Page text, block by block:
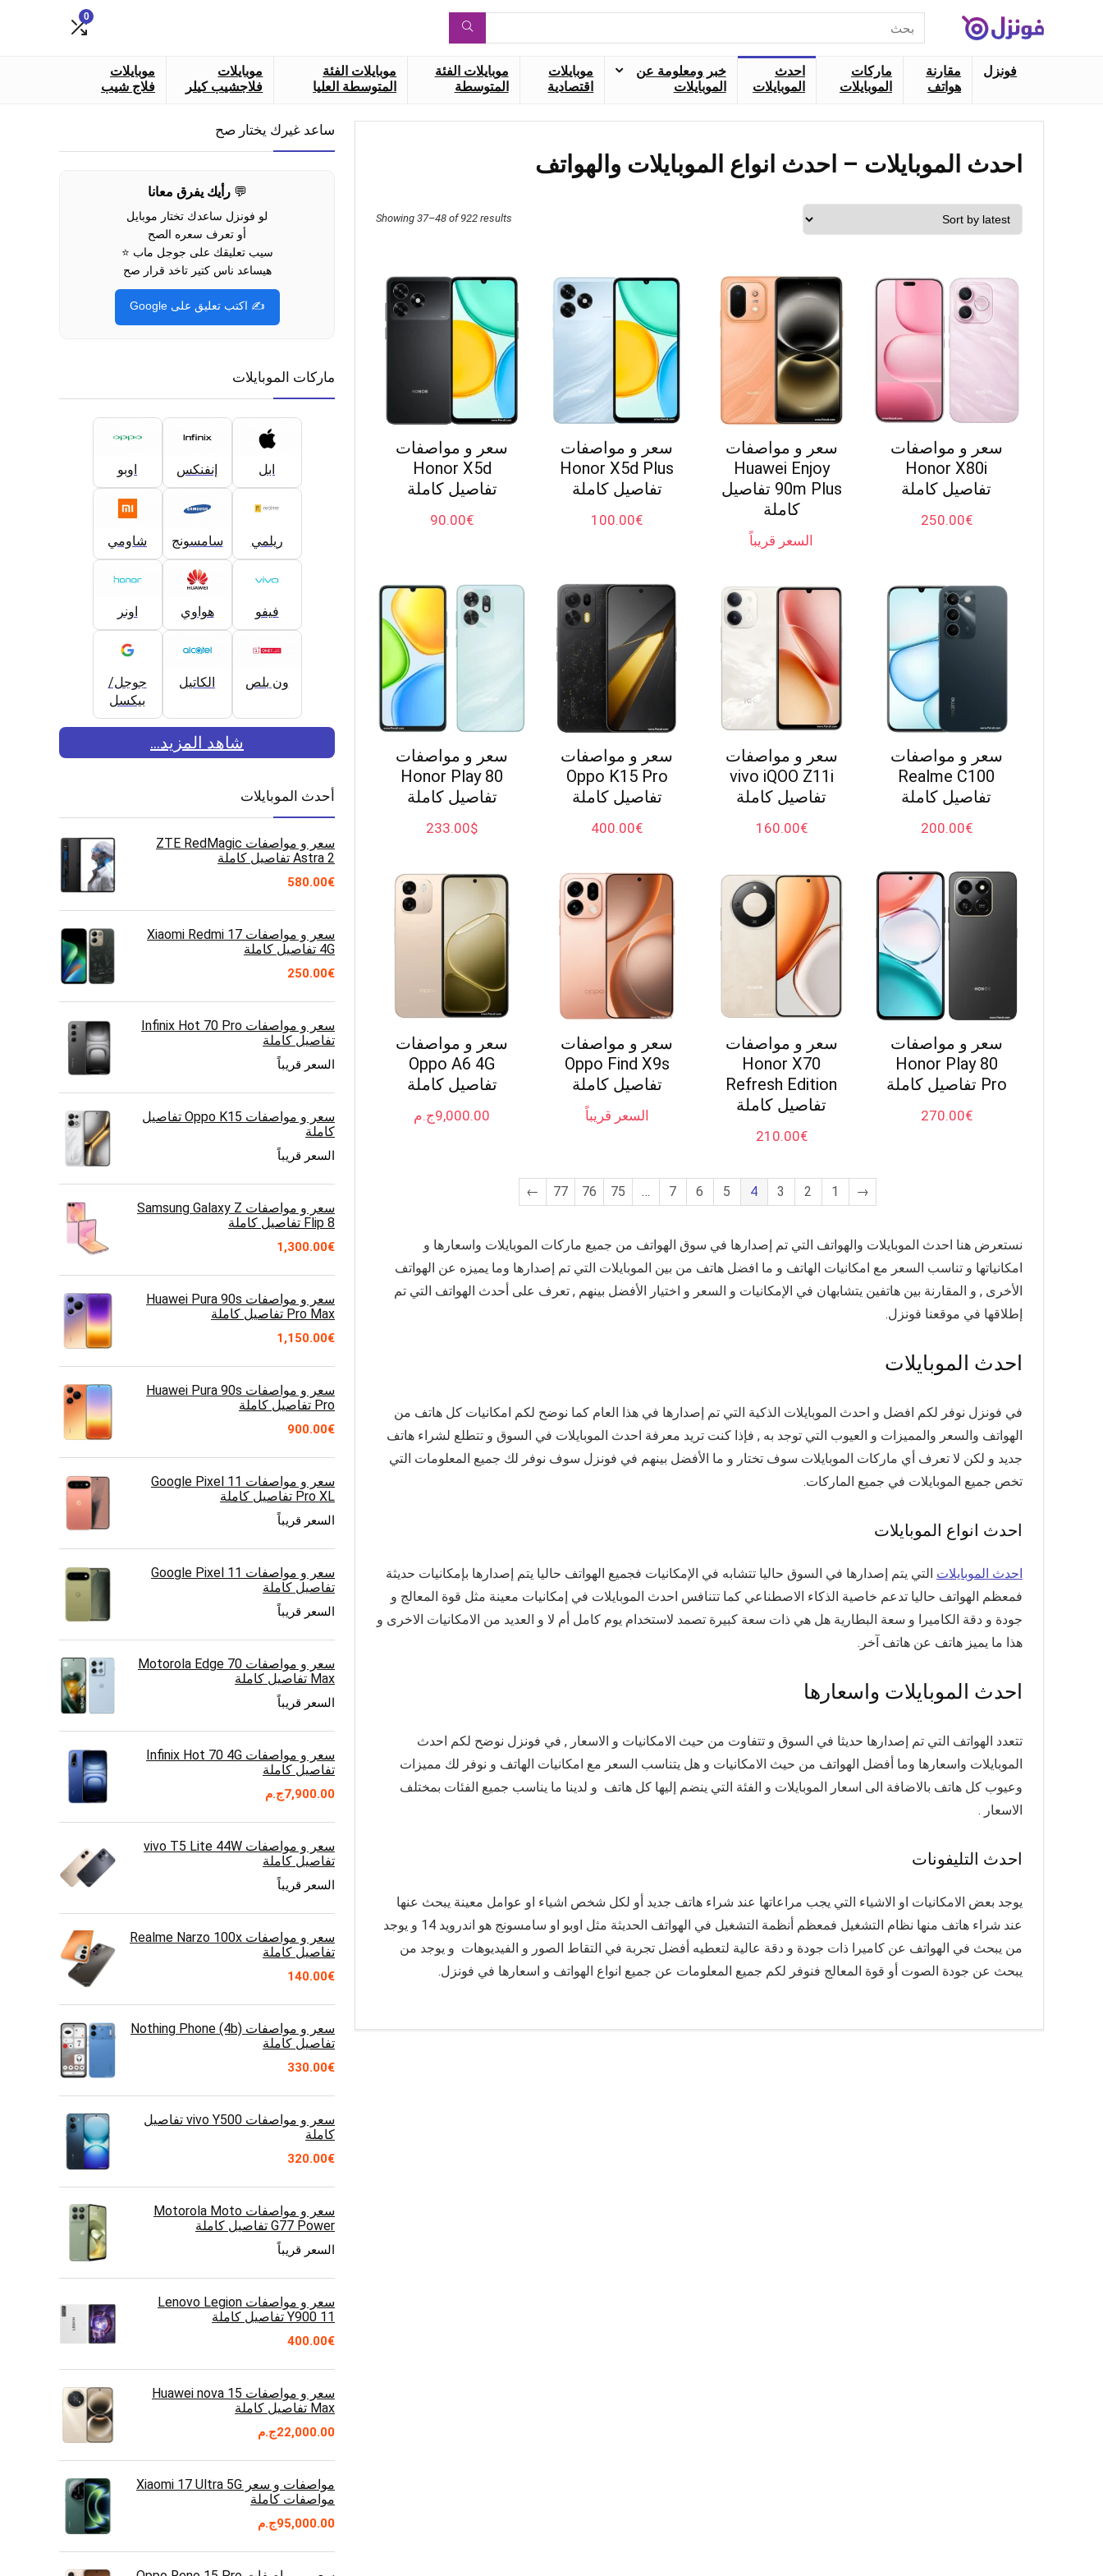
عن:
0
فونزل
مقارنة
هواتف
ماركات
الموبايلات
احدث
الموبايلات
خبر ومعلومة عن
الموبايلات
موبايلات
اقتصادية
موبايلات الفئة
المتوسطة
موبايلات الفئة
المتوسطة العليا
موبايلات
فلاجشيب كيلر
موبايلات
فلاج شيب
احدث الموبايلات – احدث انواع الموبايلات والهواتف
Showing 37–48 of 922 results
Sorted
سعر و مواصفات
Honor X80i
تفاصيل كاملة
€
250.00
سعر و مواصفات
Huawei Enjoy
90m Plus تفاصيل
كاملة
السعر قريباً
سعر و مواصفات
Honor X5d Plus
تفاصيل كاملة
€
100.00
سعر و مواصفات
Honor X5d
تفاصيل كاملة
€
90.00
سعر و مواصفات
Realme C100
تفاصيل كاملة
€
200.00
سعر و مواصفات
vivo iQOO Z11i
تفاصيل كاملة
€
160.00
سعر و مواصفات
Oppo K15 Pro
تفاصيل كاملة
€
400.00
سعر و مواصفات
Honor Play 80
تفاصيل كاملة
$
233.00
سعر و مواصفات
Honor Play 80
Pro تفاصيل كاملة
€
270.00
سعر و مواصفات
Honor X70
Refresh Edition
تفاصيل كاملة
€
210.00
سعر و مواصفات
Oppo Find X9s
تفاصيل كاملة
السعر قريباً
سعر و مواصفات
Oppo A6 4G
تفاصيل كاملة
ج.م9,000.00
→
1
2
3
4
5
6
7
…
75
76
77
←
نستعرض هنا احدث الموبايلات والهواتف التي تم إصدارها في سوق الهواتف من جميع ماركات الموبايلات واسعارها و
امكانياتها و تناسب السعر مع امكانيات الهاتف و ما افضل هاتف من بين الموبايلات التي تم إصدارها وما يميزه عن الهواتف
الأخرى , و المقارنة بين هاتفين يتشابهان في الإمكانيات و السعر و اختيار الأفضل بينهم , تعرف على أحدث الهواتف التي تم
إطلاقها في موقعنا فونزل.
احدث الموبايلات
في فونزل نوفر لكم افضل و احدث الموبايلات الذكية التي تم إصدارها في هذا العام كما نوضح لكم امكانيات كل هاتف من
الهواتف والسعر والمميزات و العيوب التي توجد به , فإذا كنت تريد معرفة احدث الموبايلات في السوق و تتطلع لشراء هاتف
جديد و لكن لا تعرف أي ماركات الموبايلات سوف تختار و ما الأفضل بينهم في فونزل سوف نوفر لك جميع المعلومات التي
تخص جميع الموبايلات في جميع الماركات.
احدث انواع الموبايلات
احدث الموبايلات التي يتم إصدارها في السوق حاليا تتشابه في الإمكانيات فجميع الهواتف حاليا يتم إصدارها بإمكانيات حديثة
فمعظم الهواتف حاليا تدعم خاصية الذكاء الاصطناعي كما تتنافس احدث الموبايلات في إمكانيات معينة مثل قوة المعالج و
جودة و دقة الكاميرا و سعة البطارية هل هي ذات سعة كبيرة تصمد لاستخدام يوم كامل أم لا و العديد من الامكانيات الاخرى و
هذا ما يميز هاتف عن هاتف آخر.
احدث الموبايلات واسعارها
تتعدد الهواتف التي تم إصدارها حديثا في السوق و تتفاوت من حيث الامكانيات و الاسعار , في فونزل نوضح لكم احدث
الموبايلات واسعارها وما أفضل الهواتف من حيث الامكانيات و هل يتناسب السعر مع امكانيات الهاتف و نوفر لك مميزات
وعيوب كل هاتف بالاضافة الى اسعار الموبايلات و الفئة التي ينضم إليها كل هاتف و لدينا ما يناسب جميع الفئات بمختلف
الاسعار .
احدث التليفونات
يوجد بعض الامكانيات او الاشياء التي يجب مراعاتها عند شراء هاتف جديد أو لكل شخص اشياء او عوامل معينة يبحث عنها
عند شراء هاتف منها نظام التشغيل فمعظم أنظمة التشغيل في الهواتف الحديثة مثل اوبو او سامسونج هو اندرويد 14 و يوجد
من يبحث في الهواتف عن كاميرا ذات جودة و دقة عالية لتعطيه أفضل تجربة في التقاط الصور و الفيديوهات و يوجد من
يبحث عن جودة الصوت أو قوة المعالج فنوفر لكم جميع المعلومات عن جميع انواع الهواتف و اسعارها في فونزل.
ساعد غيرك يختار صح
💬رأيك يفرق معانا
لو فونزل ساعدك تختار موبايل
أو تعرف سعره الصح
سيب تعليقك على جوجل ماب ⭐
هيساعد ناس كتير تاخد قرار صح
✍️ اكتب تعليق على Google
ماركات الموبايلات
ابل إنفنكس اوبو
ريلمي سامسونج شاومي
فيفو هواوي اونر
ون بلص الكاتيل
جوجل/
بيكسل
شاهد المزيد...
أحدث الموبايلات
سعر و مواصفات ZTE RedMagic
Astra 2 تفاصيل كاملة
€
580.00
سعر و مواصفات Xiaomi Redmi 17
4G تفاصيل كاملة
€
250.00
سعر و مواصفات Infinix Hot 70 Pro
تفاصيل كاملة
السعر قريباً
سعر و مواصفات Oppo K15 تفاصيل
كاملة
السعر قريباً
سعر و مواصفات Samsung Galaxy Z
Flip 8 تفاصيل كاملة
€
1,300.00
سعر و مواصفات Huawei Pura 90s
Pro Max تفاصيل كاملة
€
1,150.00
سعر و مواصفات Huawei Pura 90s
Pro تفاصيل كاملة
€
900.00
سعر و مواصفات Google Pixel 11
Pro XL تفاصيل كاملة
السعر قريباً
سعر و مواصفات Google Pixel 11
تفاصيل كاملة
السعر قريباً
سعر و مواصفات Motorola Edge 70
Max تفاصيل كاملة
السعر قريباً
سعر و مواصفات Infinix Hot 70 4G
تفاصيل كاملة
ج.م7,900.00
سعر و مواصفات vivo T5 Lite 44W
تفاصيل كاملة
السعر قريباً
سعر و مواصفات Realme Narzo 100x
تفاصيل كاملة
€
140.00
سعر و مواصفات Nothing Phone (4b)
تفاصيل كاملة
€
330.00
سعر و مواصفات vivo Y500 تفاصيل
كاملة
€
320.00
سعر و مواصفات Motorola Moto
G77 Power تفاصيل كاملة
السعر قريباً
سعر و مواصفات Lenovo Legion
Y900 11 تفاصيل كاملة
€
400.00
سعر و مواصفات Huawei nova 15
Max تفاصيل كاملة
ج.م22,000.00
مواصفات و سعر Xiaomi 17 Ultra 5G
مواصفات كاملة
ج.م95,000.00